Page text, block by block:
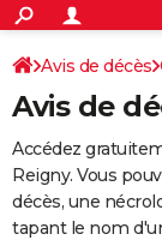
ACTUALITÉS
Politique
Société
Faits Divers
Education
Monde
Villes
+
SPORT
Coupe du monde
Football
Tennis
Cyclisme
Rugby
Forum
Programme TV
TNT
Streaming
Cinéma
Sorties cinéma
Musique
+
FINANCE
Retraite
Epargne
Immobilier
Risques naturels
Assurance
AUTO
Avis de décès
Avis de
Accédez
Reigny. Vous
décès, une
tapant le nom